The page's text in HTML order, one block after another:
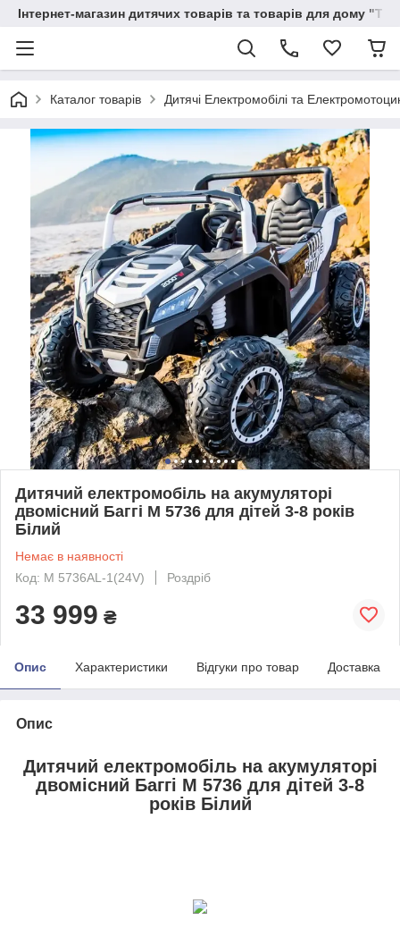
Інтернет-магазин дитячих товарів та товарів для дому
Каталог товарів Дитячі Електромобілі та
Дитячий електромобіль на акумуляторі
двомісний Баггі M 5736 для дітей 3-8 років
Білий
Немає в наявності
Код: M 5736AL-1(24V)
Роздріб
33 999 ₴
Опис Характеристики Відгуки про товар Доставка
Опис
Дитячий електромобіль на акумуляторі
двомісний Баггі M 5736 для дітей 3-8
років Білий